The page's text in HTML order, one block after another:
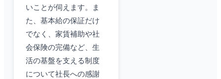
いことが伺えます。ま
た、基本給の保証だけ
でなく、家賃補助や社
会保険の完備など、生
活の基盤を支える制度
について社長への感謝